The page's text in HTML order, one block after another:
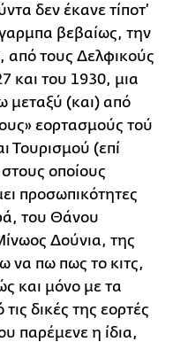
δεν έκανε τίποτ’
βεβαίως, την
από τους Δελφικούς
και του 1930, μια
μεταξύ (και) από
εορτασμούς τού
Τουρισμού (επί
οποίους
προσωπικότητες
του Θάνου
Δούνια, της
να πω πως το κιτς,
και μόνο με τα
δικές της εορτές
παρέμενε η ίδια,